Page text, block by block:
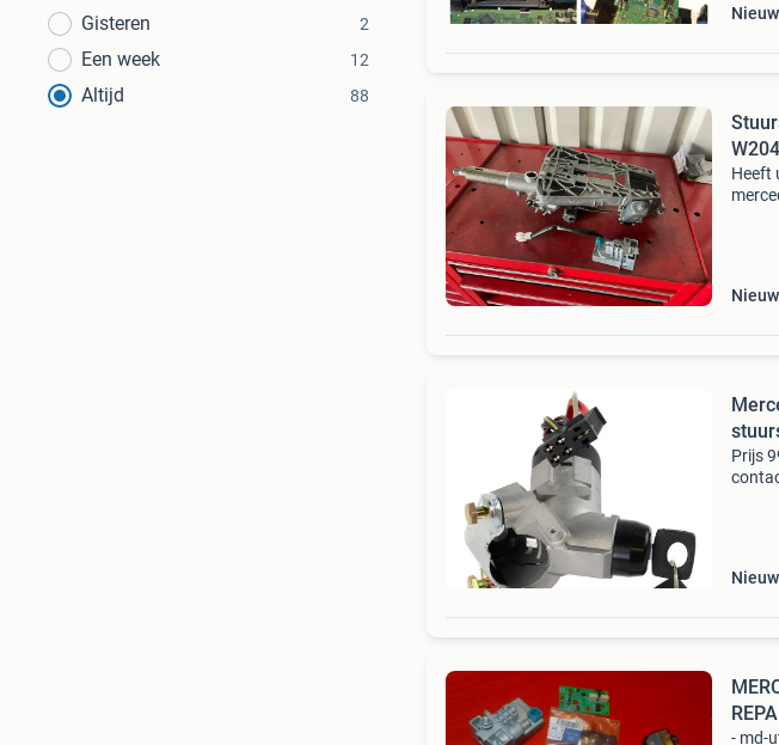
Gisteren 2
Een week 12
Altijd 88
Nieuw
Heeft
Nieuw
Prijs
Nieuw
- md-